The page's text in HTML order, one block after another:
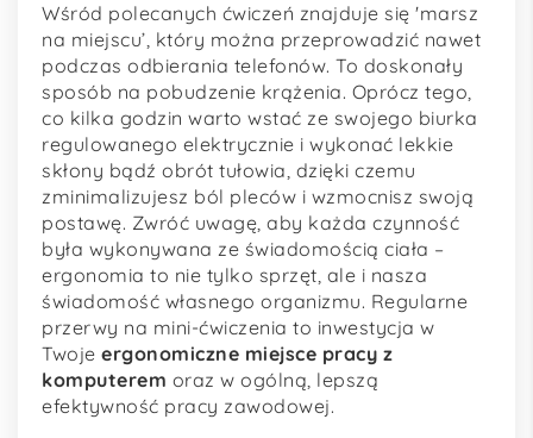
Wśród polecanych ćwiczeń znajduje się 'marsz
na miejscu’, który można przeprowadzić nawet
podczas odbierania telefonów. To doskonały
sposób na pobudzenie krążenia. Oprócz tego,
co kilka godzin warto wstać ze swojego biurka
regulowanego elektrycznie i wykonać lekkie
skłony bądź obrót tułowia, dzięki czemu
zminimalizujesz ból pleców i wzmocnisz swoją
postawę. Zwróć uwagę, aby każda czynność
była wykonywana ze świadomością ciała –
ergonomia to nie tylko sprzęt, ale i nasza
świadomość własnego organizmu. Regularne
przerwy na mini-ćwiczenia to inwestycja w
Twoje ergonomiczne miejsce pracy z
komputerem oraz w ogólną, lepszą
efektywność pracy zawodowej.